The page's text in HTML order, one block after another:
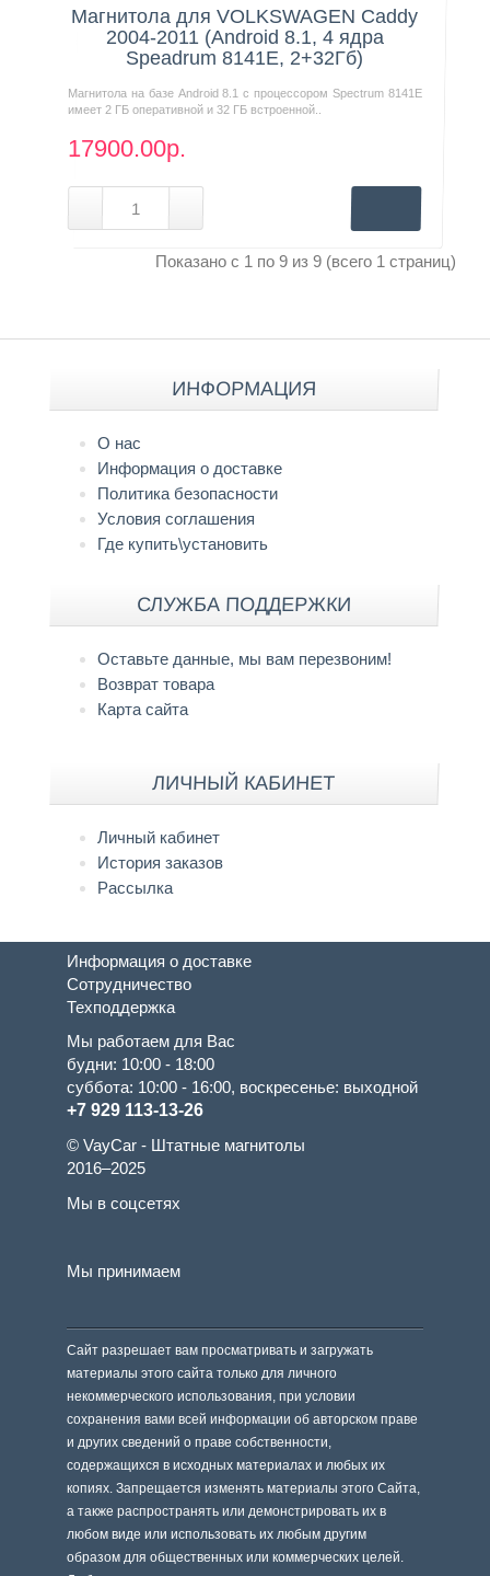
Магнитола для VOLKSWAGEN Caddy
2004-2011 (Android 8.1, 4 ядра
Speadrum 8141E, 2+32Гб)
Магнитола на базе Android 8.1 с процессором Spectrum 8141E
имеет 2 ГБ оперативной и 32 ГБ встроенной..
17900.00р.
Показано с 1 по 9 из 9 (всего 1 страниц)
ИНФОРМАЦИЯ
О нас
Информация о доставке
Политика безопасности
Условия соглашения
Где купить\установить
СЛУЖБА ПОДДЕРЖКИ
Оставьте данные, мы вам перезвоним!
Возврат товара
Карта сайта
ЛИЧНЫЙ КАБИНЕТ
Личный кабинет
История заказов
Рассылка
Информация о доставке
Сотрудничество
Техподдержка
Мы работаем для Вас
будни: 10:00 - 18:00
суббота: 10:00 - 16:00, воскресенье: выходной
+7 929 113-13-26
© VayCar - Штатные магнитолы
2016–2025
Мы в соцсетях
Мы принимаем
Сайт разрешает вам просматривать и загружать
материалы этого сайта только для личного
некоммерческого использования, при условии
сохранения вами всей информации об авторском праве
и других сведений о праве собственности,
содержащихся в исходных материалах и любых их
копиях. Запрещается изменять материалы этого Сайта,
а также распространять или демонстрировать их в
любом виде или использовать их любым другим
образом для общественных или коммерческих целей.